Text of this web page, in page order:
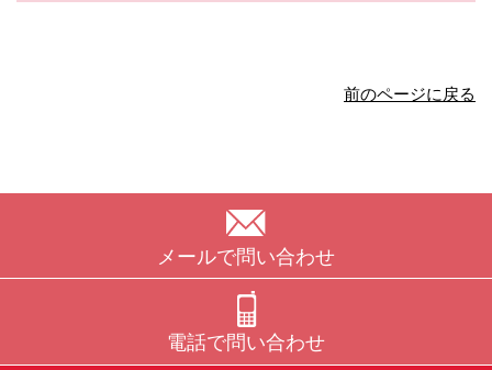
前のページに戻る
メールで問い合わせ
電話で問い合わせ